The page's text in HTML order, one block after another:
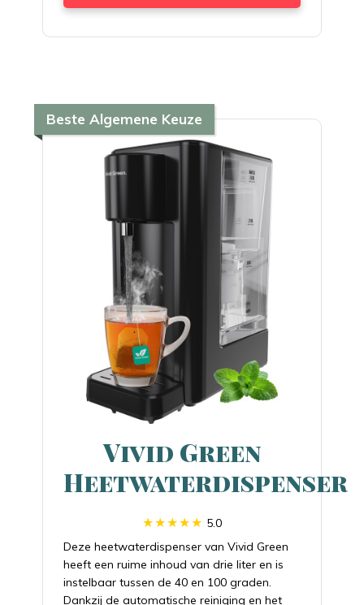
Beste Algemene Keuze
Vivid Green
Heetwaterdispenser
5.0
Deze heetwaterdispenser van Vivid Green
heeft een ruime inhoud van drie liter en is
instelbaar tussen de 40 en 100 graden.
Dankzij de automatische reiniging en het